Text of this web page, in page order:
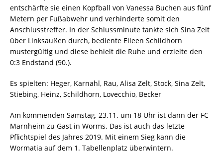
entschärfte sie einen Kopfball von Vanessa Buchen aus fünf
Metern per Fußabwehr und verhinderte somit den
Anschlusstreffer. In der Schlussminute tankte sich Sina Zelt
über Linksaußen durch, bediente Eileen Schildhorn
mustergültig und diese behielt die Ruhe und erzielte den
0:3 Endstand (90.).
Es spielten: Heger, Karnahl, Rau, Alisa Zelt, Stock, Sina Zelt,
Stiebing, Heinz, Schildhorn, Lovecchio, Becker
Am kommenden Samstag, 23.11. um 18 Uhr ist dann der FC
Marnheim zu Gast in Worms. Das ist auch das letzte
Pflichtspiel des Jahres 2019. Mit einem Sieg kann die
Wormatia auf dem 1. Tabellenplatz überwintern.